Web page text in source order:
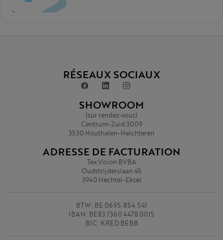
RÉSEAUX SOCIAUX
SHOWROOM
(sur rendez-vous)
Centrum-Zuid 3009
3530 Houthalen-Helchteren
ADRESSE DE FACTURATION
Tex.Vision BVBA
Oudstrijderslaan 45
3940 Hechtel-Eksel
BTW: BE 0695.854.541
IBAN: BE83 7360 4478 0015
BIC: KRED BEBB